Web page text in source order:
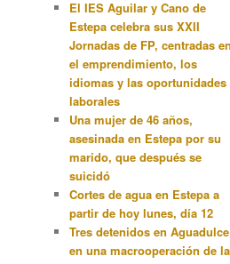
El IES Aguilar y Cano de
Estepa celebra sus XXII
Jornadas de FP, centradas en
el emprendimiento, los
idiomas y las oportunidades
laborales
Una mujer de 46 años,
asesinada en Estepa por su
marido, que después se
suicidó
Cortes de agua en Estepa a
partir de hoy lunes, día 12
Tres detenidos en Aguadulce
en una macrooperación de la